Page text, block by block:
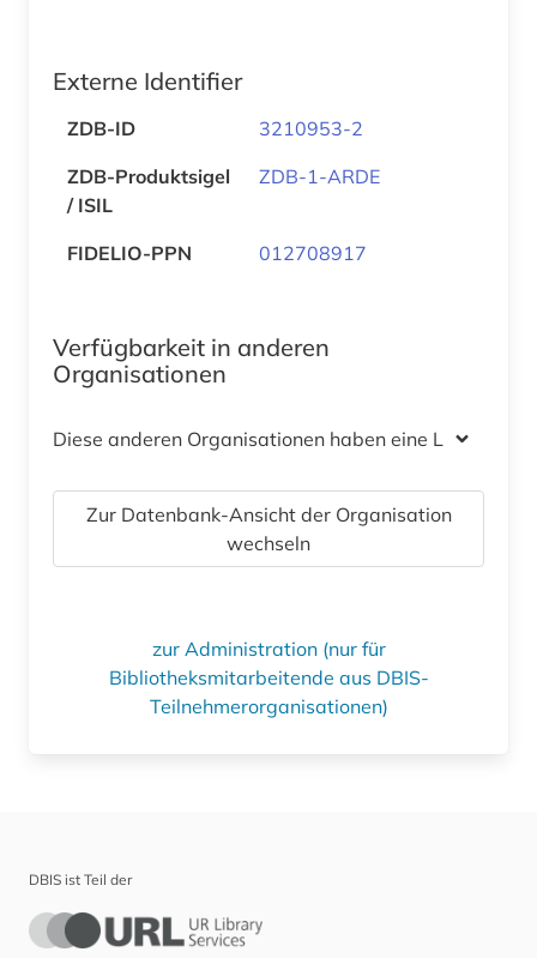
Externe Identifier
ZDB-ID
3210953-2
ZDB-Produktsigel
/ ISIL
ZDB-1-ARDE
FIDELIO-PPN 012708917
Verfügbarkeit in anderen
Organisationen
Diese anderen Organisationen haben eine Lizenz
Zur Datenbank-Ansicht der Organisation
wechseln
zur Administration (nur für
Bibliotheksmitarbeitende aus DBIS-
Teilnehmerorganisationen)
DBIS ist Teil der